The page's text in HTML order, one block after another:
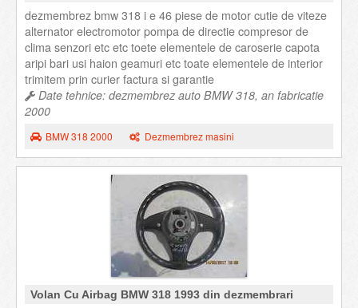
dezmembrez bmw 318 i e 46 piese de motor cutie de viteze
alternator electromotor pompa de directie compresor de
clima senzori etc etc toete elementele de caroserie capota
aripi bari usi haion geamuri etc toate elementele de interior
trimitem prin curier factura si garantie
Date tehnice: dezmembrez auto BMW 318, an fabricatie
2000
BMW 318 2000 Dezmembrez masini
Volan Cu Airbag BMW 318 1993 din dezmembrari